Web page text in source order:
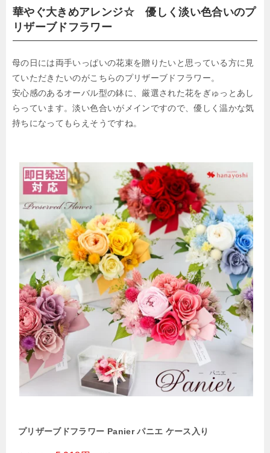
華やぐ大きめアレンジ☆ 優しく淡い色合いのプ
リザーブドフラワー
母の日には両手いっぱいの花束を贈りたいと思っている方に見
ていただきたいのがこちらのプリザーブドフラワー。
安心感のあるオーバル型の鉢に、厳選された花をぎゅっとあし
らっています。淡い色合いがメインですので、優しく温かな気
持ちになってもらえそうですね。
プリザーブドフラワー Panier パニエ ケース入り